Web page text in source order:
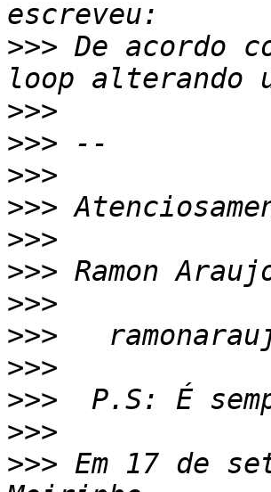
>>> De acordo
>>>
>>>
>>>
>>>
>>>
>>>
>>>
>>>
>>>
>>>
>>>
>>> Em 17 de